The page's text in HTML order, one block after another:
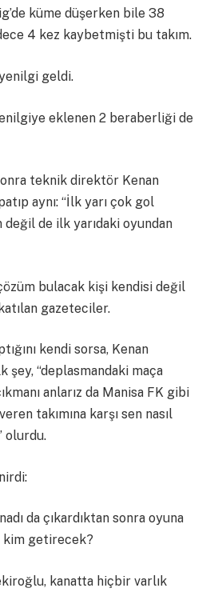
küme düşerken bile 38
4 kez kaybetmişti bu takım.
geldi.
eklenen 2 beraberliği de
teknik direktör Kenan
aynı: “İlk yarı çok gol
değil de ilk yarıdaki oyundan
bulacak kişi kendisi değil
gazeteciler.
kendi sorsa, Kenan
şey, “deplasmandaki maça
anlarız da Manisa FK gibi
takımına karşı sen nasıl
olurdu.
da çıkardıktan sonra oyuna
kim getirecek?
kanatta hiçbir varlık